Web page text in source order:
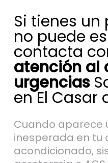
Si tienes
no puede
contacta
atención al
urgencias
en El Casar
Cuando aparece
inesperada en tu
acondicionado,